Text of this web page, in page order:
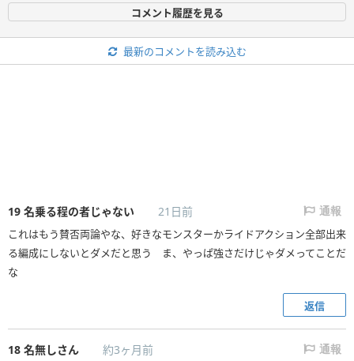
コメント履歴を見る
最新のコメントを読み込む
19 名乗る程の者じゃない 21日前 通報
これはもう賛否両論やな、好きなモンスターかライドアクション全部出来
る編成にしないとダメだと思う ま、やっぱ強さだけじゃダメってことだ
な
返信
18 名無しさん 約3ヶ月前 通報